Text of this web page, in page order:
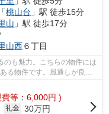
「桃山台 」駅 徒歩15分
山 」駅 徒歩17分
山西６丁目
のも魅力。こちらの物件には
る物件です。風通しが良
等：6,000円 )
礼金 30万円